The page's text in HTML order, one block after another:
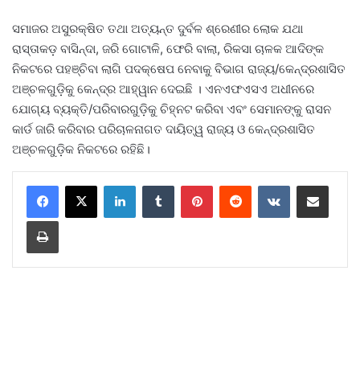
ସମାଜର ଅସୁରକ୍ଷିତ ତଥା ଅତ୍ୟନ୍ତ ଦୁର୍ବଳ ଶ୍ରେଣୀର ଲୋକ ଯଥା
ରାସ୍ତାକଡ଼ ବାସିନ୍ଦା, ଜରି ଗୋଟାଳି, ଫେରି ବାଲା, ରିକସା ଚାଳକ ଆଦିଙ୍କ
ନିକଟରେ ପହଞ୍ଚିବା ଲାଗି ପଦକ୍ଷେପ ନେବାକୁ ବିଭାଗ ରାଜ୍ୟ/କେନ୍ଦ୍ରଶାସିତ
ଅଞ୍ଚଳଗୁଡ଼ିକୁ କେନ୍ଦ୍ର ଆହ୍ୱାନ ଦେଇଛି । ଏନଏଫଏସଏ ଅଧୀନରେ
ଯୋଗ୍ୟ ବ୍ୟକ୍ତି/ପରିବାରଗୁଡ଼ିକୁ ଚିହ୍ନଟ କରିବା ଏବଂ ସେମାନଙ୍କୁ ରାସନ
କାର୍ଡ ଜାରି କରିବାର ପରିଚାଳନାଗତ ଦାୟିତ୍ୱ ରାଜ୍ୟ ଓ କେନ୍ଦ୍ରଶାସିତ
ଅଞ୍ଚଳଗୁଡ଼ିକ ନିକଟରେ ରହିଛି।
LinkedInTumblr PinterestReddit VKontakteShare via Email
Print